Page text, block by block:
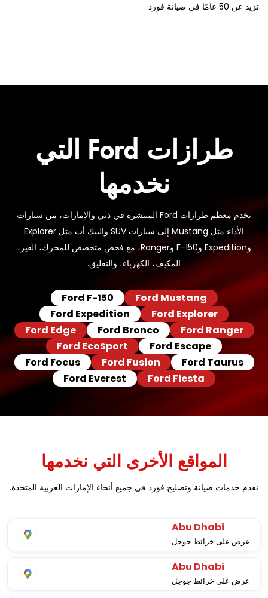
تزيد عن 50 عامًا في صيانة فورد.
طرازات Ford التي
نخدمها
نخدم معظم طرازات Ford المنتشرة في دبي والإمارات، من سيارات
الأداء مثل Mustang إلى سيارات SUV والبيك أب مثل Explorer
وExpedition وF-150 وRanger، مع فحص متخصص للمحرك، القير،
المكيف، الكهرباء، والتعليق.
Ford Mustang
Ford F-150
Ford Explorer
Ford Expedition
Ford Ranger
Ford Bronco
Ford Edge
Ford Escape
Ford EcoSport
Ford Taurus
Ford Fusion
Ford Focus
Ford Fiesta
Ford Everest
المواقع الأخرى التي نخدمها
نقدم خدمات صيانة وتصليح فورد في جميع أنحاء الإمارات العربية المتحدة.
Abu Dhabi
عرض على خرائط جوجل
Abu Dhabi
عرض على خرائط جوجل